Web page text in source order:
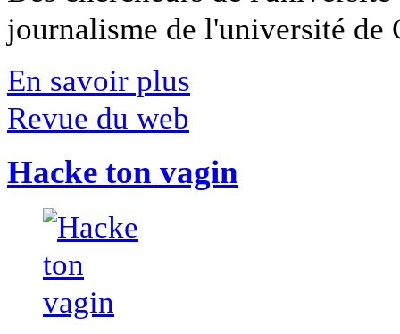
journalisme de l'université
En savoir plus
Revue du web
Hacke ton vagin